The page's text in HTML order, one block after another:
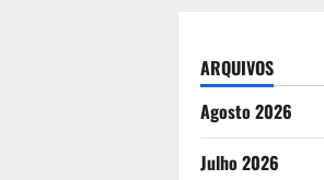
ARQUIVOS
Agosto 2026
Julho 2026